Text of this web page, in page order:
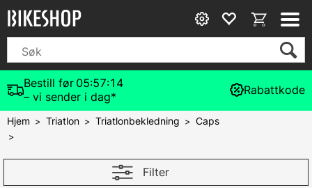
Bestill før 05:57:14
– vi sender i dag*
Rabattkode
Hjem >Triatlon>Triatlonbekledning >Caps
>
Filter